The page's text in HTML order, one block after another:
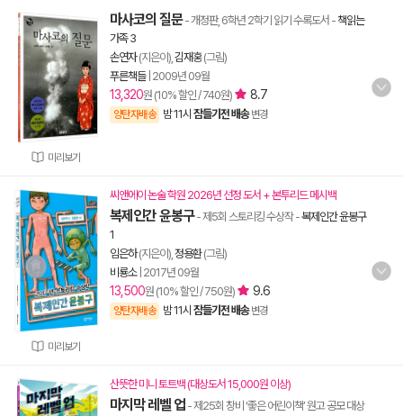
미리보기
마사코의 질문- 개정판, 6학년 2학기 읽기 수록도서 - 책읽는
가족 3
손연자(지은이), 김재홍(그림)
푸른책들| 2009년 09월
13,320원 (10% 할인 / 740원) 8.7
양탄자배송 밤 11시 잠들기전 배송 변경
미리보기
씨앤에이 논술 학원 2026년 선정 도서 + 본투리드 메시백
복제인간 윤봉구- 제5회 스토리킹 수상작-복제인간 윤봉구
1
임은하(지은이), 정용환(그림)
비룡소| 2017년 09월
13,500원 (10% 할인 / 750원) 9.6
양탄자배송 밤 11시 잠들기전 배송 변경
산뜻한 미니 토트백 (대상도서 15,000원 이상)
마지막 레벨 업 - 제25회 창비 ‘좋은 어린이책’ 원고 공모 대상